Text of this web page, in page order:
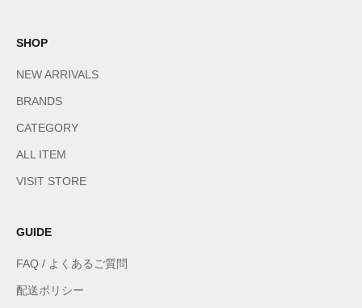
SHOP
NEW ARRIVALS
BRANDS
CATEGORY
ALL ITEM
VISIT STORE
GUIDE
FAQ / よくあるご質問
配送ポリシー